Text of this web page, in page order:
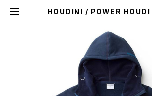
HOUDINI / POWER HOUDI